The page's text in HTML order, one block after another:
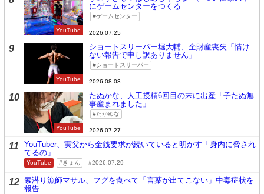
YouTube
にゲームセンターをつくる
ゲームセンター
2026.07.25
9
YouTube
ショートスリーパー堀大輔、全財産喪失「情け
ない報告で申し訳ありません」
ショートスリーパー
2026.08.03
10
YouTube
たぬかな、人工授精6回目の末に出産「子たぬ無
事産まれました」
たかぬな
2026.07.27
11
YouTuber、実父から金銭要求が続いていると明かす「身内に脅され
てるの」
YouTube きょん 2026.07.29
12 素潜り漁師マサル、フグを食べて「言葉が出てこない」中毒症状を
報告